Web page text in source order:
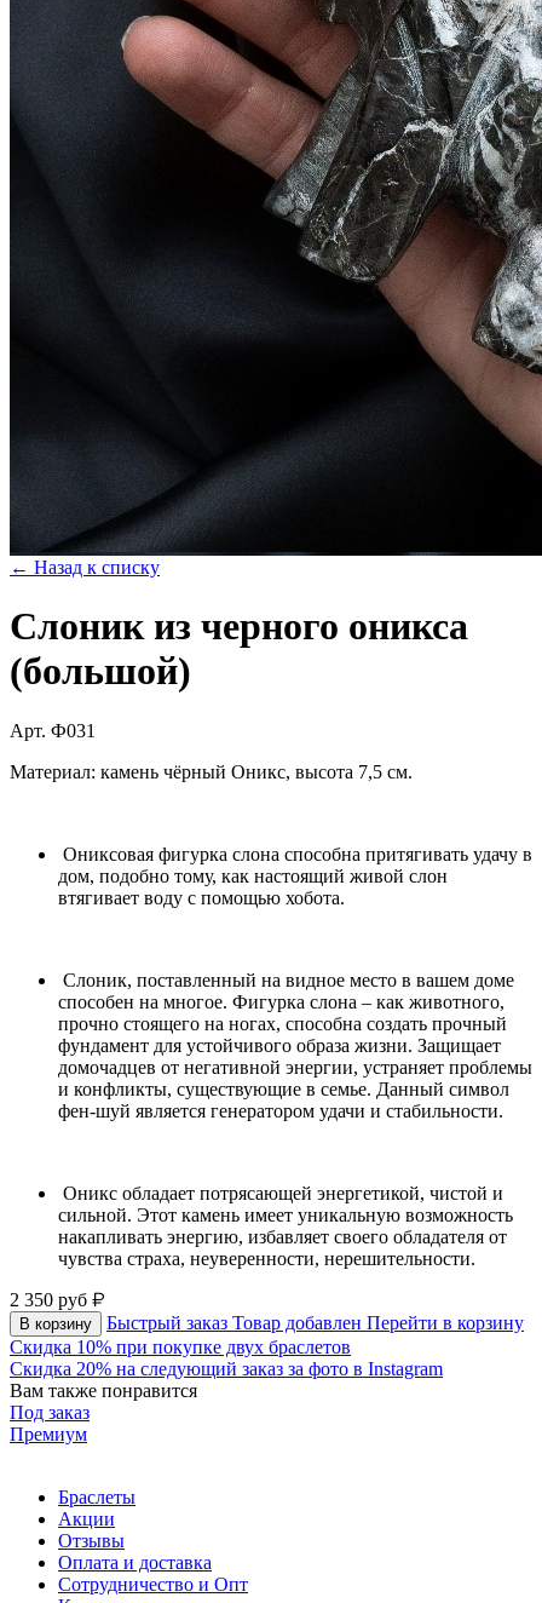
← Назад к списку
Слоник из черного оникса
(большой)
Арт. Ф031
Материал: камень чёрный Оникс, высота 7,5 см.
Ониксовая фигурка слона способна притягивать удачу в
дом, подобно тому, как настоящий живой слон
втягивает воду с помощью хобота.
Слоник, поставленный на видное место в вашем доме
способен на многое. Фигурка слона – как животного,
прочно стоящего на ногах, способна создать прочный
фундамент для устойчивого образа жизни. Защищает
домочадцев от негативной энергии, устраняет проблемы
и конфликты, существующие в семье. Данный символ
фен-шуй является генератором удачи и стабильности.
Оникс обладает потрясающей энергетикой, чистой и
сильной. Этот камень имеет уникальную возможность
накапливать энергию, избавляет своего обладателя от
чувства страха, неуверенности, нерешительности.
2 350 руб
В корзину Быстрый заказ Товар добавлен Перейти в корзину
Скидка 10% при покупке двух браслетов
Скидка 20% на следующий заказ за фото в Instagram
Вам также понравится
Под заказ
Премиум
Браслеты
Акции
Отзывы
Оплата и доставка
Сотрудничество и Опт